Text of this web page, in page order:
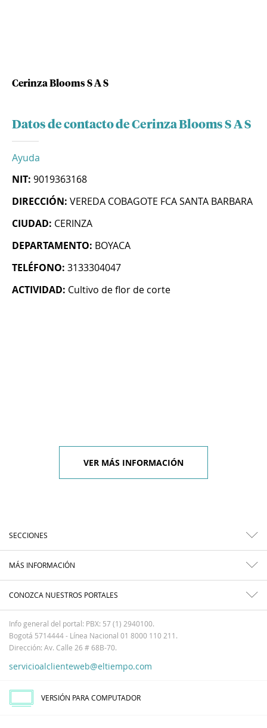
Cerinza Blooms S A S
Datos de contacto de Cerinza Blooms S A S
Ayuda
NIT: 9019363168
DIRECCIÓN: VEREDA COBAGOTE FCA SANTA BARBARA
CIUDAD: CERINZA
DEPARTAMENTO: BOYACA
TELÉFONO: 3133304047
ACTIVIDAD: Cultivo de flor de corte
VER MÁS INFORMACIÓN
SECCIONES
MÁS INFORMACIÓN
CONOZCA NUESTROS PORTALES
Info general del portal: PBX: 57 (1) 2940100.
Bogotá 5714444 - Línea Nacional 01 8000 110 211.
Dirección: Av. Calle 26 # 68B-70.
servicioalclienteweb@eltiempo.com
VERSIÓN PARA COMPUTADOR